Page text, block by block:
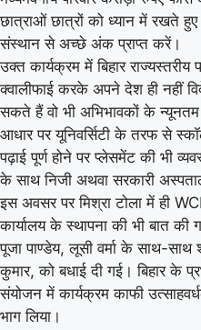
छात्राओं छात्रों को ध्यान में रखते
संस्थान से अच्छे अंक प्राप्त करें।
उक्त कार्यक्रम में बिहार
क्वालीफाई करके अपने देश ही नहीं
सकते हैं वो भी अभिभावकों के
आधार पर यूनिवर्सिटी के तरफ से
पढ़ाई पूर्ण होने पर प्लेसमेंट की भी
के साथ निजी अथवा सरकारी
इस अवसर पर मिश्रा टोला में ही
कार्यालय के स्थापना की भी बात
पूजा पाण्डेय, लूसी वर्मा के साथ-साथ
कुमार, को बधाई दी गई। बिहार के
संयोजन में कार्यक्रम काफी
भाग लिया।